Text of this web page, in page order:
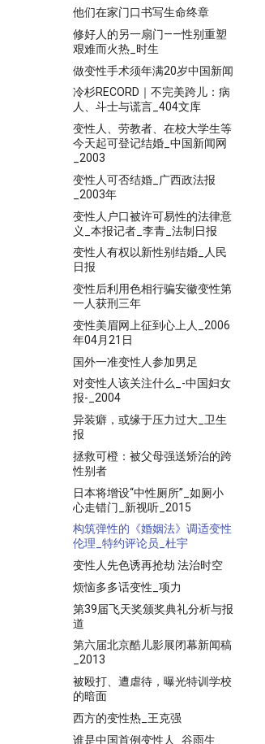
他们在家门口书写生命终章
修好人的另一扇门——性别重塑
艰难而火热_时生
做变性手术须年满20岁中国新闻
冷杉RECORD｜不完美跨儿：病
人、斗士与谎言_404文库
变性人、劳教者、在校大学生等
今天起可登记结婚_中国新闻网
_2003
变性人可否结婚_广西政法报
_2003年
变性人户口被许可易性的法律意
义_本报记者_李青_法制日报
变性人有权以新性别结婚_人民
日报
变性后利用色相行骗安徽变性第
一人获刑三年
变性美眉网上征到心上人_2006
年04月21日
国外一准变性人参加男足
对变性人该关注什么_-中国妇女
报-_2004
异装癖，或缘于压力过大_卫生
报
拯救可橙：被父母强送矫治的跨
性别者
日本将增设“中性厕所”_如厕小
心走错门_新视听_2015
构筑弹性的《婚姻法》调适变性
伦理_特约评论员_杜宇
变性人先色诱再抢劫 法治时空
烦恼多多话变性_项力
第39届飞天奖颁奖典礼分析与报
道
第六届北京酷儿影展闭幕新闻稿
_2013
被殴打、遭虐待，曝光特训学校
的暗面
西方的变性热_王克强
谁是中国首例变性人_谷雨生